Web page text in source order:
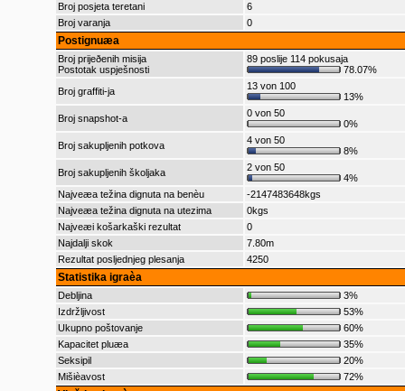
Broj posjeta teretani
6
Broj varanja
0
Postignuæa
Broj prijeðenih misija
Postotak uspješnosti
89 poslije 114 pokusaja
78.07%
Broj graffiti-ja
13 von 100
13%
Broj snapshot-a
0 von 50
0%
Broj sakupljenih potkova
4 von 50
8%
Broj sakupljenih školjaka
2 von 50
4%
Najveæa težina dignuta na benèu
-2147483648kgs
Najveæa težina dignuta na utezima
0kgs
Najveæi košarkaški rezultat
0
Najdalji skok
7.80m
Rezultat posljednjeg plesanja
4250
Statistika igraèa
Debljina
3%
Izdržljivost
53%
Ukupno poštovanje
60%
Kapacitet pluæa
35%
Seksipil
20%
Mišièavost
72%